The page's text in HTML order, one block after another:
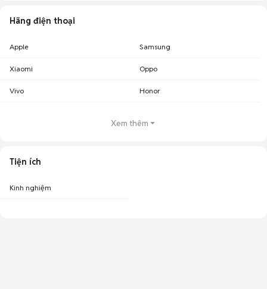
Hãng điện thoại
Apple Samsung
Xiaomi Oppo
Vivo Honor
Xem thêm
Tiện ích
Kinh nghiệm